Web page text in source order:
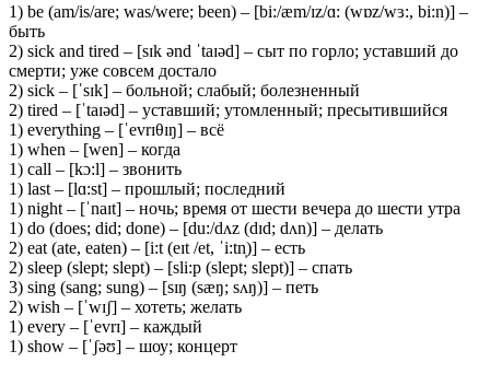
1) be (am/is/are; was/were; been) – [bi:/æm/ɪz/ɑ: (wɒz/wɜ:, bi:n)] –
быть
2) sick and tired – [sɪk ənd ˈtaɪəd] – сыт по горло; уставший до
смерти; уже совсем достало
2) sick – [ˈsɪk] – больной; слабый; болезненный
2) tired – [ˈtaɪəd] – уставший; утомленный; пресытившийся
1) everything – [ˈevrɪθɪŋ] – всё
1) when – [wen] – когда
1) call – [kɔ:l] – звонить
1) last – [lɑ:st] – прошлый; последний
1) night – [ˈnaɪt] – ночь; время от шести вечера до шести утра
1) do (does; did; done) – [du:/dʌz (dɪd; dʌn)] – делать
2) eat (ate, eaten) – [i:t (eɪt /et, ˈi:tn̩)] – есть
2) sleep (slept; slept) – [sli:p (slept; slept)] – спать
3) sing (sang; sung) – [sɪŋ (sæŋ; sʌŋ)] – петь
2) wish – [ˈwɪʃ] – хотеть; желать
1) every – [ˈevrɪ] – каждый
1) show – [ˈʃəʊ] – шоу; концерт